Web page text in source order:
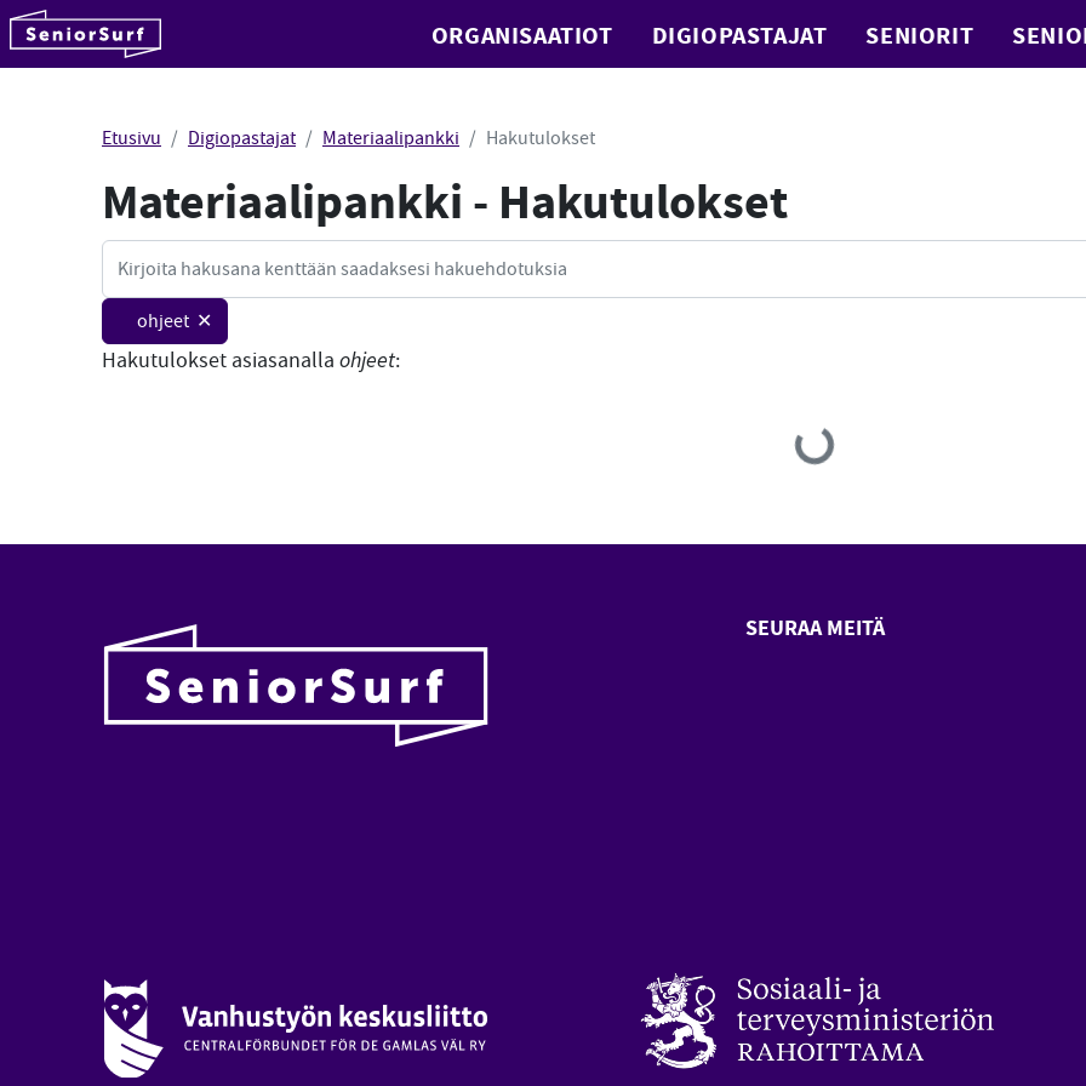
Hyppää sisältöön ORGANISAATIOT DIGIOPASTAJAT SENIORIT
Etusivu Digiopastajat Materiaalipankki Hakutulokset
Materiaalipankki - Hakutulokset
Haku
ohjeet ✕
Hakutulokset asiasanalla ohjeet:
Loading...
SEURAA MEITÄ
Vanhustyön keskusliitto (avautuu uuteen ikkunaan)